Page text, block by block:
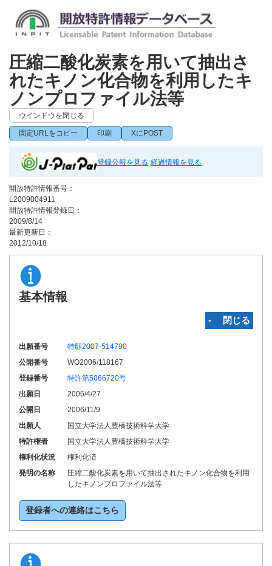
圧縮二酸化炭素を用いて抽出さ
れたキノン化合物を利用したキ
ノンプロファイル法等
ウインドウを閉じる
固定URLをコピー 印刷 XにPOST
登録公報を見る 経過情報を見る
開放特許情報番号：
L2009004911
開放特許情報登録日：
2009/8/14
最新更新日：
2012/10/18
基本情報
‐ 閉じる
出願番号
特願2007-514790
公開番号
WO2006/118167
登録番号
特許第5066720号
出願日
2006/4/27
公開日
2006/11/9
出願人
国立大学法人豊橋技術科学大学
特許権者
国立大学法人豊橋技術科学大学
権利化状況
権利化済
発明の名称
圧縮二酸化炭素を用いて抽出されたキノン化合物を利用
したキノンプロファイル法等
登録者への連絡はこちら